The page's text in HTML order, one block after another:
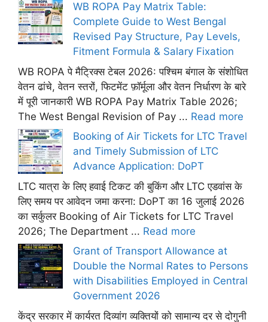
WB ROPA Pay Matrix Table:
Complete Guide to West Bengal
Revised Pay Structure, Pay Levels,
Fitment Formula & Salary Fixation
WB ROPA पे मैट्रिक्स टेबल 2026: पश्चिम बंगाल के संशोधित
वेतन ढांचे, वेतन स्तरों, फिटमेंट फ़ॉर्मूला और वेतन निर्धारण के बारे
में पूरी जानकारी WB ROPA Pay Matrix Table 2026;
The West Bengal Revision of Pay ... Read more
Booking of Air Tickets for LTC Travel
and Timely Submission of LTC
Advance Application: DoPT
LTC यात्रा के लिए हवाई टिकट की बुकिंग और LTC एडवांस के
लिए समय पर आवेदन जमा करना: DoPT का 16 जुलाई 2026
का सर्कुलर Booking of Air Tickets for LTC Travel
2026; The Department ... Read more
Grant of Transport Allowance at
Double the Normal Rates to Persons
with Disabilities Employed in Central
Government 2026
केंद्र सरकार में कार्यरत दिव्यांग व्यक्तियों को सामान्य दर से दोगुनी